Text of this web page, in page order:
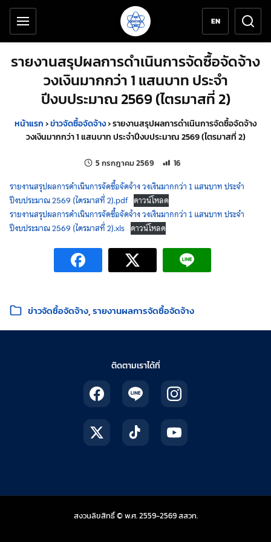
ข้ามไปยังเนื้อหาหลัก
เครื่องมือช่วยเหลือ
EN
รายงานสรุปผลการดำเนินการจัดซื้อจัดจ้าง
วงเงินมากกว่า 1 แสนบาท ประจำ
ปีงบประมาณ 2569 (ไตรมาสที่ 2)
หน้าแรก›ข่าวจัดซื้อจัดจ้าง›รายงานสรุปผลการดำเนินการจัดซื้อจัดจ้าง
วงเงินมากกว่า 1 แสนบาท ประจำปีงบประมาณ 2569 (ไตรมาสที่ 2)
5 กรกฎาคม 2569 แก้ไขล่าสุดเมื่อ:
จำนวนการเข้าชม 16 ครั้ง
16
รายงานสรุปผลการดำเนินการจัดซื้อจัดจ้าง วงเงินมากกว่า 1 แสนบาท ประจำ
ปีงบประมาณ 2569 (ไตรมาสที่ 2).pdf ดาวน์โหลด
รายงานสรุปผลการดำเนินการจัดซื้อจัดจ้าง วงเงินมากกว่า 1 แสนบาท ประจำ
ปีงบประมาณ 2569 (ไตรมาสที่ 2).xls ดาวน์โหลด
หมวดหมู่:
ข่าวจัดซื้อจัดจ้าง รายงานผลการจัดซื้อจัดจ้าง
ติดตามเราได้ที่
สงวนลิขสิทธิ์ © พ.ศ. 2559-2569สสวท.สถาบันส่งเสริมการสอ